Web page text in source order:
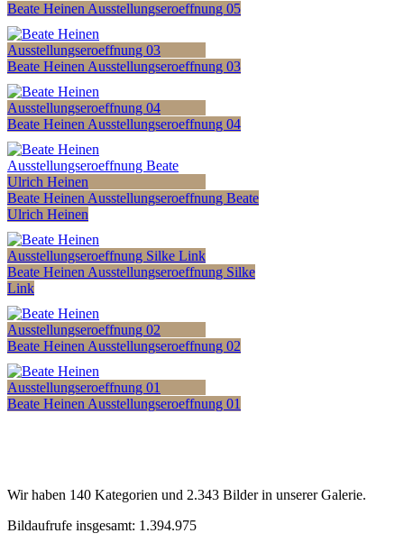
Beate Heinen Ausstellungseroeffnung 05
Beate Heinen Ausstellungseroeffnung 03
Beate Heinen Ausstellungseroeffnung 04
Beate Heinen Ausstellungseroeffnung Beate
Ulrich Heinen
Beate Heinen Ausstellungseroeffnung Silke
Link
Beate Heinen Ausstellungseroeffnung 02
Beate Heinen Ausstellungseroeffnung 01
Wir haben 140 Kategorien und 2.343 Bilder in unserer Galerie.
Bildaufrufe insgesamt: 1.394.975